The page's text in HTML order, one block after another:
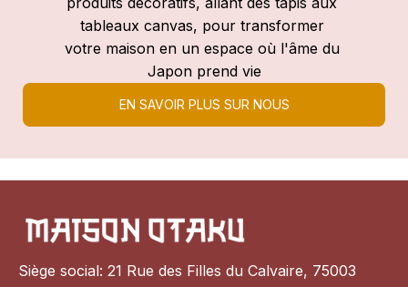
tableaux canvas, pour transformer
votre maison en un espace où l'âme du
Japon prend vie
EN SAVOIR PLUS SUR NOUS
Siège social: 21 Rue des Filles du Calvaire, 75003